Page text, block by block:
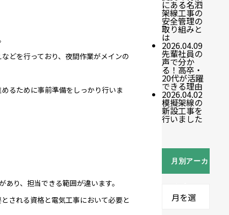
どを行っており、夜間作業がメインの
るために事前準備をしっかり行いま
り、担当できる範囲が違います。
される資格と電気工事において必要と
にある名泗
架線工事の
安全管理の
取り組みと
は
2026.04.09
先輩社員の
声で分か
る！高卒・
20代が活躍
できる理由
2026.04.02
模擬架線の
新設工事を
行いました
月別アーカ
月を選